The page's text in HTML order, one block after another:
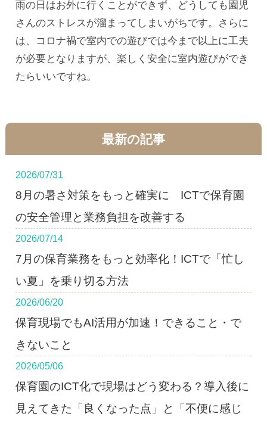
雨の日はお外に行くことができず、どうしても園児
さんのストレスが溜まってしまいがちです。さらに
は、コロナ禍で室内での遊びでは今まで以上に工夫
が必要となりますが、楽しく安全に室内遊びができ
たらいいですね。
最新の記事
2026/07/31
8月の暑さ対策をもっと確実に ICTで保育園
の安全管理と業務負担を改善する
2026/07/14
7月の保育業務をもっと効率化！ICTで「忙し
い夏」を乗り切る方法
2026/06/20
保育現場でもAI活用が加速！できること・で
きないこと
2026/05/06
保育園のICT化で現場はどう変わる？導入後に
見えてきた「良くなった点」と「不便に感じ